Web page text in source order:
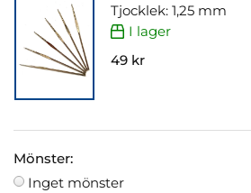
Tjocklek: 1,25 mm
I lager
49 kr
Mönster:
Inget mönster